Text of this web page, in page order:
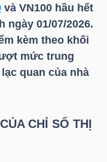
và VN100 hầu hết
ngày 01/07/2026.
kèm theo khối
mức trung
quan của nhà
CHỈ SỐ THỊ